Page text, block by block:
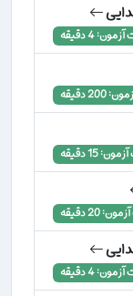
4 دقیقه
دقیقه
15 دقیقه
20 دقیقه
4 دقیقه